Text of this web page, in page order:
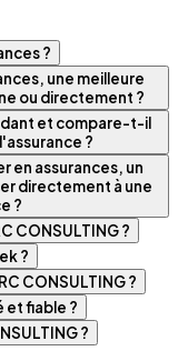
?
une meilleure
ou directement ?
et compare-t-il
?
en assurances, un
directement à une
?
CONSULTING ?
?
CONSULTING ?
et fiable ?
?